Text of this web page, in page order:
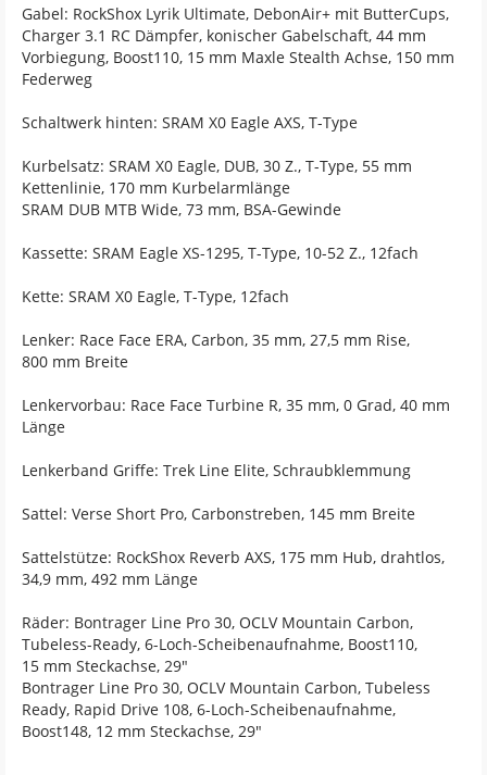
Gabel: RockShox Lyrik Ultimate, DebonAir+ mit ButterCups,
Charger 3.1 RC Dämpfer, konischer Gabelschaft, 44 mm
Vorbiegung, Boost110, 15 mm Maxle Stealth Achse, 150 mm
Federweg
Schaltwerk hinten: SRAM X0 Eagle AXS, T-Type
Kurbelsatz: SRAM X0 Eagle, DUB, 30 Z., T-Type, 55 mm
Kettenlinie, 170 mm Kurbelarmlänge
SRAM DUB MTB Wide, 73 mm, BSA-Gewinde
Kassette: SRAM Eagle XS-1295, T-Type, 10-52 Z., 12fach
Kette: SRAM X0 Eagle, T-Type, 12fach
Lenker: Race Face ERA, Carbon, 35 mm, 27,5 mm Rise,
800 mm Breite
Lenkervorbau: Race Face Turbine R, 35 mm, 0 Grad, 40 mm
Länge
Lenkerband Griffe: Trek Line Elite, Schraubklemmung
Sattel: Verse Short Pro, Carbonstreben, 145 mm Breite
Sattelstütze: RockShox Reverb AXS, 175 mm Hub, drahtlos,
34,9 mm, 492 mm Länge
Räder: Bontrager Line Pro 30, OCLV Mountain Carbon,
Tubeless-Ready, 6-Loch-Scheibenaufnahme, Boost110,
15 mm Steckachse, 29"
Bontrager Line Pro 30, OCLV Mountain Carbon, Tubeless
Ready, Rapid Drive 108, 6-Loch-Scheibenaufnahme,
Boost148, 12 mm Steckachse, 29"